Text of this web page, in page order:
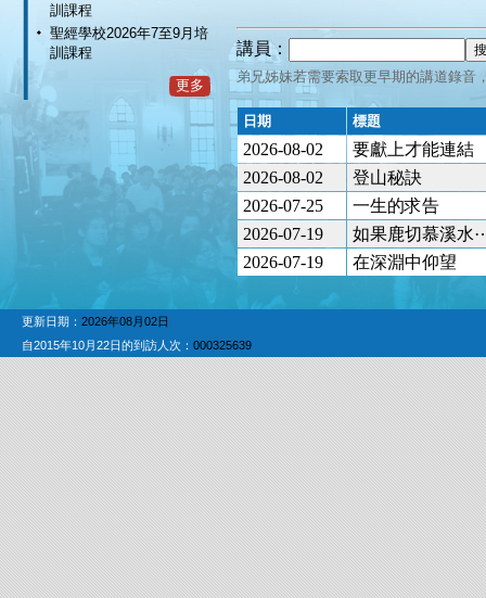
訓課程
聖經學校2026年7至9月培
訓課程
更多
講員：
弟兄姊妹若需要索取更早期的講道錄音
日期 標題
2026-08-02
要獻上才能連結
2026-08-02
登山秘訣
2026-07-25
一生的求告
2026-07-19
如果鹿切慕溪
2026-07-19
在深淵中仰望
更新日期： 2026年08月02日
自2015年10月22日的到訪人次： 000325639